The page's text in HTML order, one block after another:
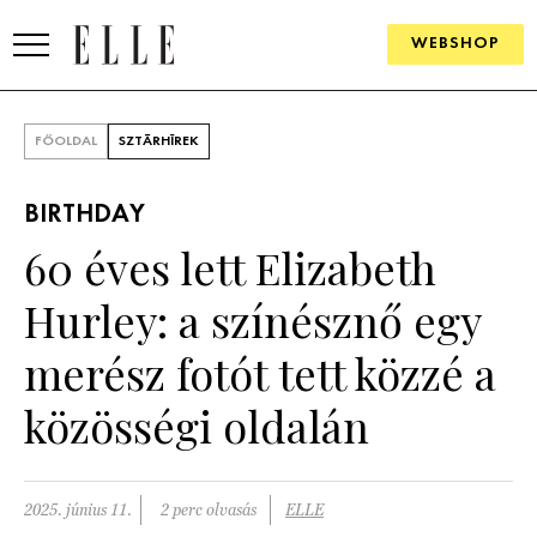
WEBSHOP
SZÉPSÉG
PSZICHÉ
PÁRKAPCSOLAT
FŐOLDAL SZTÁRHÍREK
BIRTHDAY
60 éves lett Elizabeth
Hurley: a színésznő egy
merész fotót tett közzé a
közösségi oldalán
2025. június 11. 2 perc olvasás ELLE